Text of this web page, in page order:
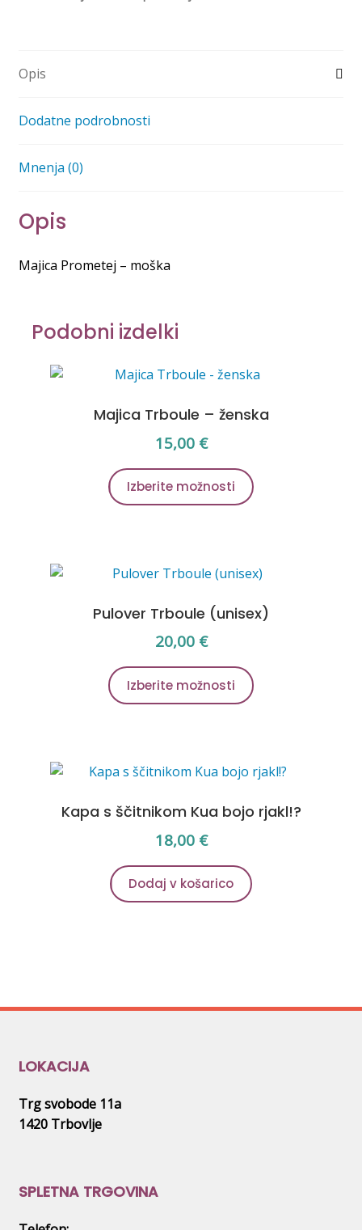
Opis
Dodatne podrobnosti
Mnenja (0)
Opis
Majica Prometej – moška
Podobni izdelki
Majica Trboule – ženska
15,00 €
Izberite možnosti
izdelek
Možnosti
izberete
izdelka
Pulover Trboule (unisex)
20,00 €
Izberite možnosti
izdelek
Možnosti
izberete
Kapa s ščitnikom Kua bojo rjakl!?
18,00 €
Dodaj v košarico
LOKACIJA
Trg svobode 11a
1420 Trbovlje
SPLETNA TRGOVINA